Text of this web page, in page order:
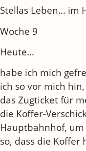
Stellas Leben… im
Woche 9
Heute…
habe ich mich
ich so vor mich
das Zugticket für
die Koffer-
Hauptbahnhof,
so, dass die